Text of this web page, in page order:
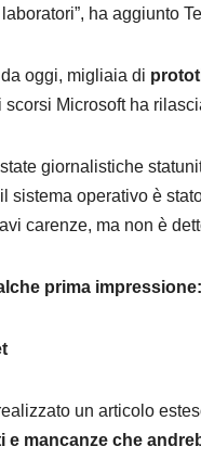
ha aggiunto
da oggi, migliaia di
scorsi Microsoft ha
giornalistiche
sistema operativo è
carenze, ma non è
prima impressione:
realizzato un articolo
e mancanze che